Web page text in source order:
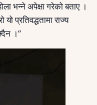
भन्ने अपेक्षा गरेको बताए ।
प्रतिवद्धतामा राज्य
।”